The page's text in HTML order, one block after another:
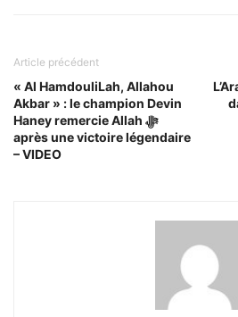
Article précédent
« Al HamdouliLah, Allahou
Akbar » : le champion Devin
Haney remercie Allah ﷻ
après une victoire légendaire
– VIDEO